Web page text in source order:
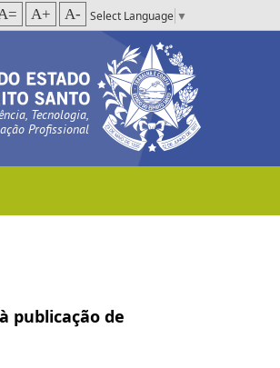
A+ A- Select Language ▼
Tecnologia,
Profissional
publicação de